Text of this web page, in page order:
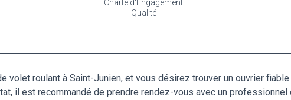
Charte d'Engagement
Qualité
volet roulant à Saint-Junien, et vous désirez trouver un ouvrier
il est recommandé de prendre rendez-vous avec un professionnel